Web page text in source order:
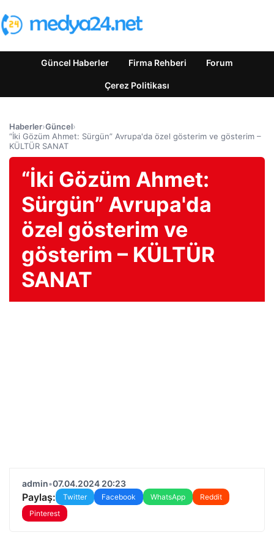
Güncel Haberler Firma Rehberi Forum
Çerez Politikası
Haberler›Güncel›
“İki Gözüm Ahmet: Sürgün” Avrupa'da özel gösterim ve gösterim –
KÜLTÜR SANAT
“İki Gözüm Ahmet:
Sürgün” Avrupa'da
özel gösterim ve
gösterim – KÜLTÜR
SANAT
admin•07.04.2024 20:23
Paylaş: Twitter Facebook WhatsApp
Reddit
Pinterest